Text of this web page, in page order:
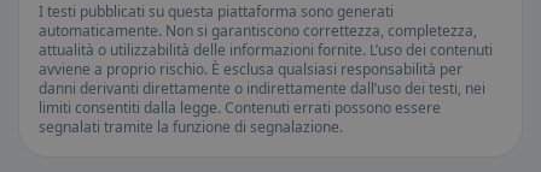
I testi pubblicati su questa piattaforma sono generati
automaticamente. Non si garantiscono correttezza, completezza,
attualità o utilizzabilità delle informazioni fornite. L’uso dei contenuti
avviene a proprio rischio. È esclusa qualsiasi responsabilità per
danni derivanti direttamente o indirettamente dall’uso dei testi, nei
limiti consentiti dalla legge. Contenuti errati possono essere
segnalati tramite la funzione di segnalazione.